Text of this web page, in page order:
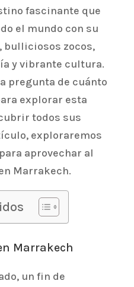
fascinante que
el mundo con su
zocos,
y vibrante cultura.
pregunta de cuánto
explorar esta
todos sus
exploraremos
aprovechar al
Marrakech.
Marrakech
un fin de